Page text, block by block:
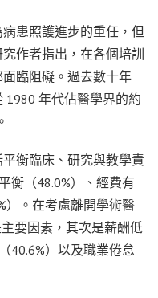
患照護進步的重任，但
作者指出，在各個培訓
臨阻礙。過去數十年
1980 年代佔醫學界的約
衡臨床、研究與教學責
衡（48.0%）、經費有
）。在考慮離開學術醫
要因素，其次是薪酬低
40.6%）以及職業倦怠